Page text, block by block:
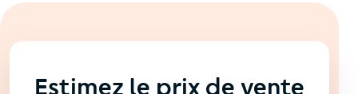
Estimez le prix de vente